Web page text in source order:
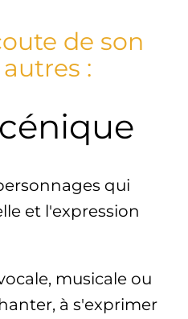
de son
:
qui
et l'expression
musicale ou
à s'exprimer